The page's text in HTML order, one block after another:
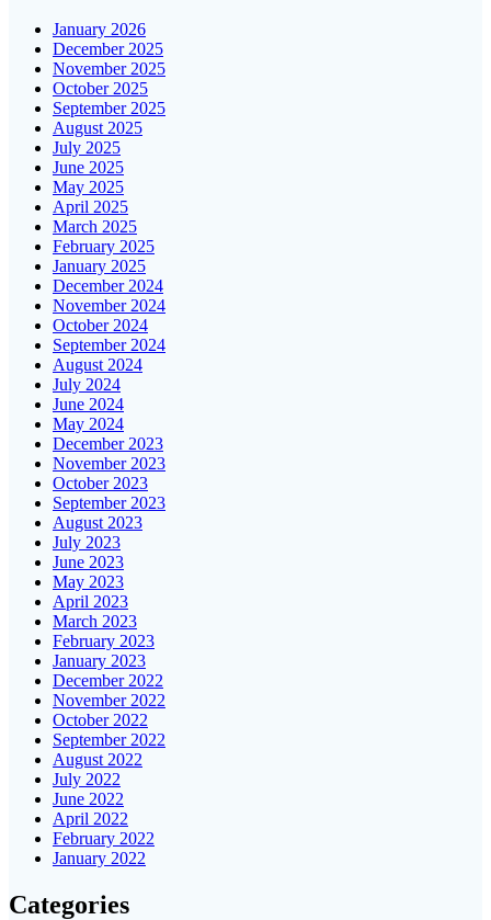
January 2026
December 2025
November 2025
October 2025
September 2025
August 2025
July 2025
June 2025
May 2025
April 2025
March 2025
February 2025
January 2025
December 2024
November 2024
October 2024
September 2024
August 2024
July 2024
June 2024
May 2024
December 2023
November 2023
October 2023
September 2023
August 2023
July 2023
June 2023
May 2023
April 2023
March 2023
February 2023
January 2023
December 2022
November 2022
October 2022
September 2022
August 2022
July 2022
June 2022
April 2022
February 2022
January 2022
Categories